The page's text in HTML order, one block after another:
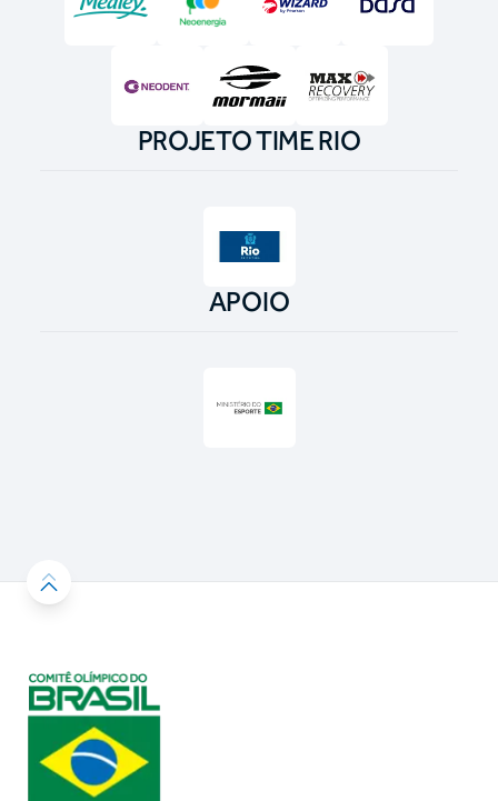
PROJETO TIME RIO
APOIO